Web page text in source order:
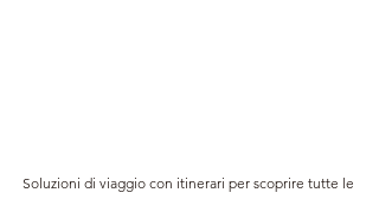
Soluzioni di viaggio con itinerari per scoprire tutte le